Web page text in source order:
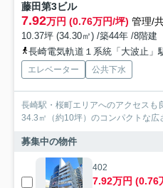
藤田第3ビル
7.92万円 (0.76万円/坪) 管理/
10.37坪 (34.30㎡) /築44年 /8階建
長崎電気軌道１系統「大波止」
エレベーター 公共下水
長崎駅・桜町エリアへのアクセスも
34.3㎡（約10坪）のコンパクトな広
募集中の物件
402
7.92万円 (0.76